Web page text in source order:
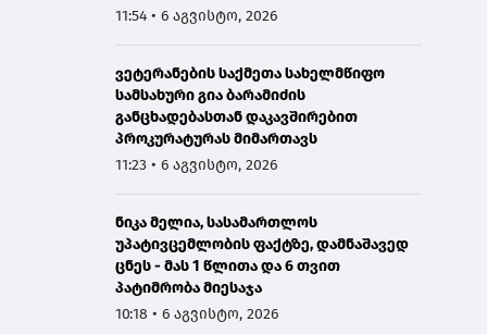
11:54 • 6 აგვისტო, 2026
ვეტერანების საქმეთა სახელმწიფო
სამსახური გია ბარამიძის
განცხადებასთან დაკავშირებით
პროკურატურას მიმართავს
11:23 • 6 აგვისტო, 2026
ნიკა მელია, სასამართლოს
უპატივცემლობის ფაქტზე, დამნაშავედ
ცნეს - მას 1 წლითა და 6 თვით
პატიმრობა მიესაჯა
10:18 • 6 აგვისტო, 2026